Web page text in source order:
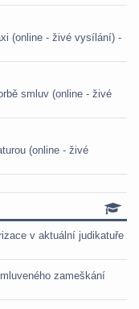
(online - živé vysílání) -
smluv (online - živé
(online - živé
v aktuální judikatuře
zameškání